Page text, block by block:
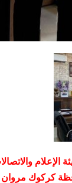
الإعلام
كركوك مروان